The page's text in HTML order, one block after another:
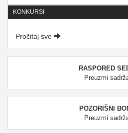
KONKURSI
Pročitaj sve
RASPORED
Preuzmi
POZORIŠNI
Preuzmi